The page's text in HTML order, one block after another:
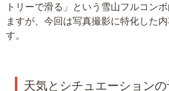
トリーで滑る」という雪山フルコン
ますが、今回は写真撮影に特化した
す。
天気とシチュエーションの